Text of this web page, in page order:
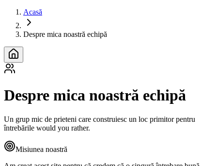
Acasă
Despre mica noastră echipă
Despre mica noastră echipă
Un grup mic de prieteni care construiesc un loc primitor pentru
întrebările would you rather.
Misiunea noastră